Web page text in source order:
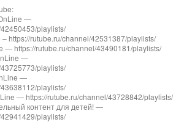
—
playlists/
rutube.ru/channel/42531387/playlists/
https://rutube.ru/channel/43490181/playlists/
—
playlists/
—
playlists/
— https://rutube.ru/channel/43728842/playlists/
контент для детей! —
playlists/